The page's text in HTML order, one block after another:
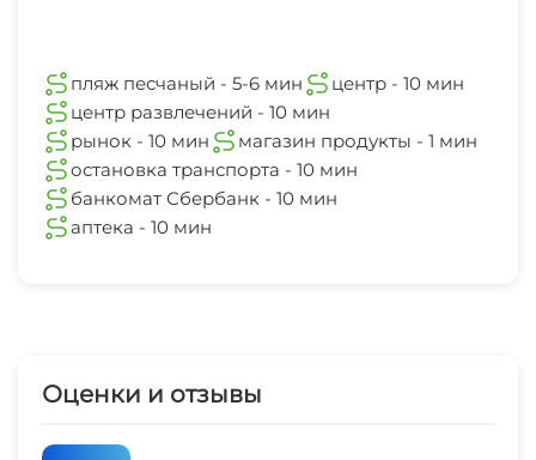
пляж песчаный - 5-6 мин
центр - 10 мин
центр развлечений - 10 мин
рынок - 10 мин
магазин продукты - 1 мин
остановка транспорта - 10 мин
банкомат Сбербанк - 10 мин
аптека - 10 мин
Оценки и отзывы